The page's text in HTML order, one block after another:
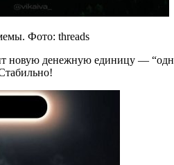
Фото: threads
новую денежную единицу —